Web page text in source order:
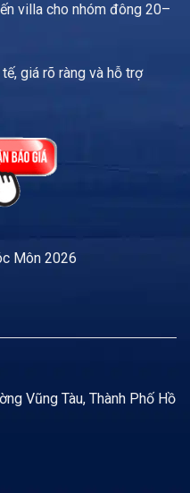
villa cho nhóm đông 20–
giá rõ ràng và hỗ trợ
Môn 2026
Vũng Tàu, Thành Phố Hồ